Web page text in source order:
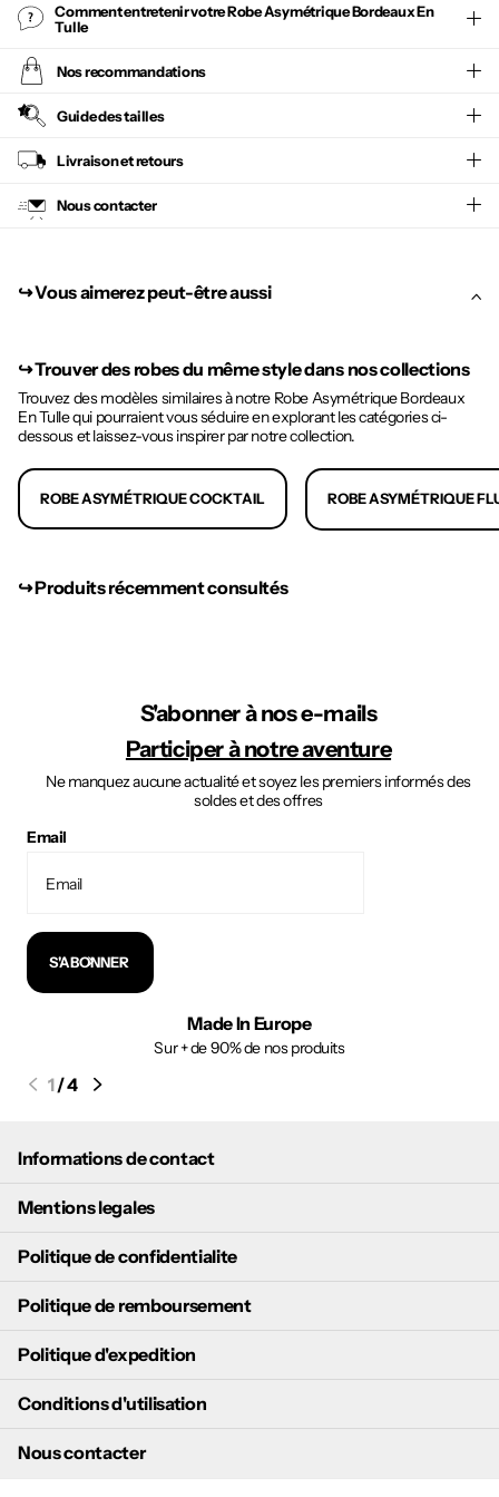
Comment entretenir votreRobe Asymétrique Bordeaux En
Tulle
Nos recommandations
Guide des tailles
Livraison et retours
Nous contacter
↪︎ Vous aimerez peut-être aussi
↪︎Trouver des robes du même style dans nos collections
Trouvez des modèles similaires à notre Robe Asymétrique Bordeaux
En Tulle qui pourraient vous séduire en explorant les catégories ci-
dessous et laissez-vous inspirer par notre collection.
ROBE ASYMÉTRIQUE COCKTAIL ROBE ASYMÉTRIQUE
↪︎ Produits récemment consultés
S'abonner à nos e-mails
Participer à notre aventure
Ne manquez aucune actualité et soyez les premiers informés des
soldes et des offres
Email
S'ABONNER
Made In Europe
Sur + de 90% de nos produits
1/4
Informations de contact
Mentions legales
Politique de confidentialite
Politique de remboursement
Politique d'expedition
Conditions d'utilisation
Nous contacter